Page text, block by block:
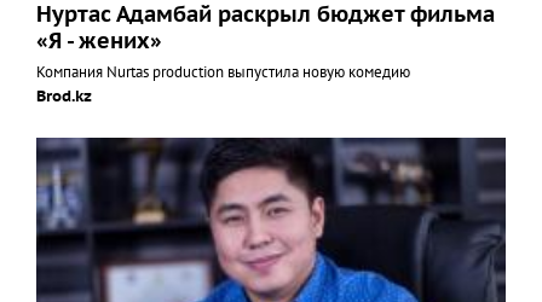
Нуртас Адамбай раскрыл бюджет фильма
«Я - жених»
Компания Nurtas production выпустила новую комедию
Brod.kz